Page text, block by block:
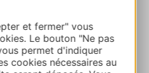
et fermer" vous
Le bouton "Ne pas
permet d'indiquer
cookies nécessaires au